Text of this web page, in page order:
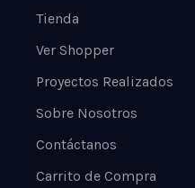
Tienda
Ver Shopper
Proyectos Realizados
Sobre Nosotros
Contáctanos
Carrito de Compra